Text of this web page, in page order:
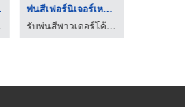
...
ร
พ่นสีเฟอร์นิเจอร์เหล ...
รับพ่นสีพาวเดอร์โค้ท - ดี.ดี.เอฟ คอนสตรัคชั่น แอนด์ เพ้นท์